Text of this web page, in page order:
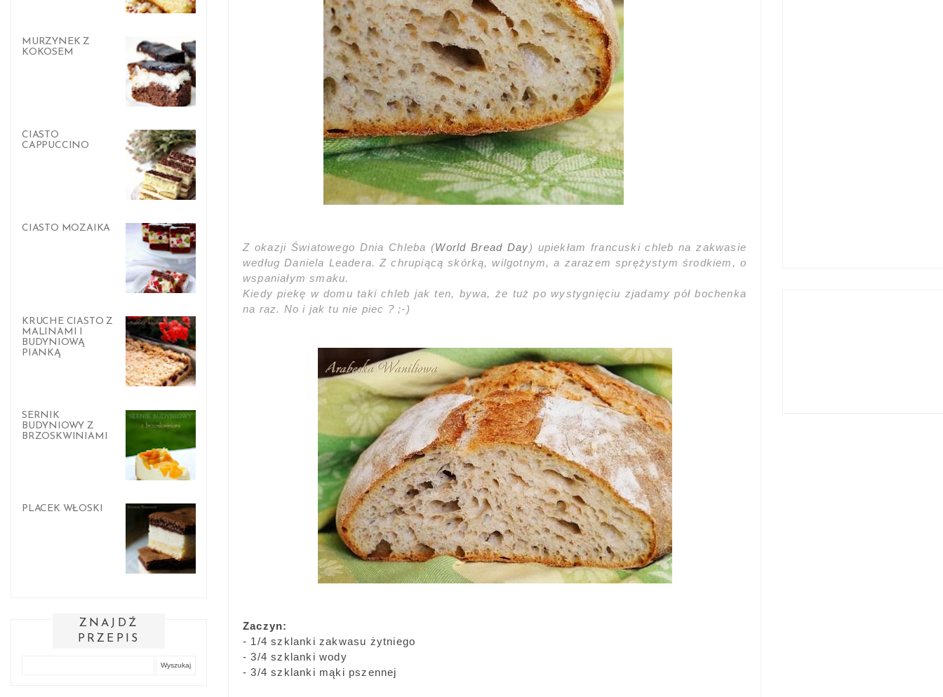
Z okazji Światowego Dnia Chleba (World Bread Day) upiekłam francuski chleb na zakwasie
według Daniela Leadera. Z chrupiącą skórką, wilgotnym, a zarazem sprężystym środkiem, o
wspaniałym smaku.
Kiedy piekę w domu taki chleb jak ten, bywa, że tuż po wystygnięciu zjadamy pół bochenka
na raz. No i jak tu nie piec ? ;-)
Zaczyn:
- 1/4 szklanki zakwasu żytniego
- 3/4 szklanki wody
- 3/4 szklanki mąki pszennej
MURZYNEK Z
KOKOSEM
CIASTO
CAPPUCCINO
CIASTO MOZAIKA
KRUCHE CIASTO Z
MALINAMI I
BUDYNIOWĄ
PIANKĄ
SERNIK
BUDYNIOWY Z
BRZOSKWINIAMI
PLACEK WŁOSKI
ZNAJDŹ
PRZEPIS